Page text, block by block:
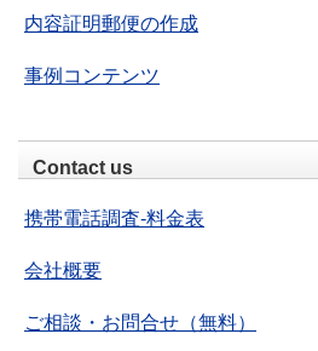
内容証明郵便の作成
事例コンテンツ
Contact us
携帯電話調査-料金表
会社概要
ご相談・お問合せ（無料）